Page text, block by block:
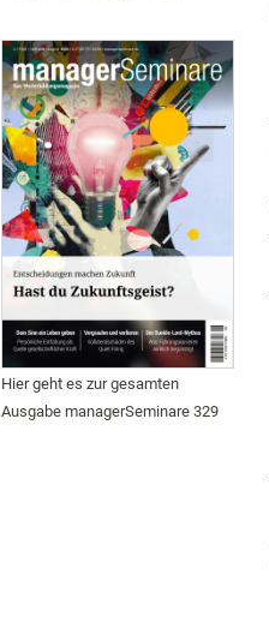
Hier geht es zur gesamten
Ausgabe managerSeminare 329